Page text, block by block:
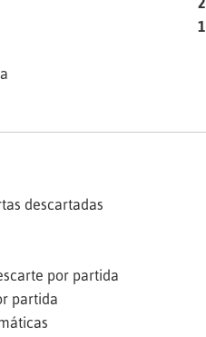
descartadas
por partida
partida